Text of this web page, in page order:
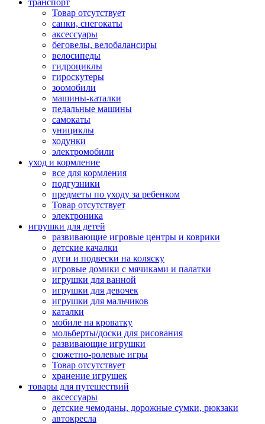
транспорт
Товар отсутствует
санки, снегокаты
аксессуары
беговелы, велобалансиры
велосипеды
гидроциклы
гироскутеры
зоомобили
машины-каталки
педальные машины
самокаты
унициклы
ходунки
электромобили
уход и кормление
все для кормления
подгузники
предметы по уходу за ребенком
Товар отсутствует
электроника
игрушки для детей
развивающие игровые центры и коврики
детские качалки
дуги и подвески на коляску
игровые домики с мячиками и палатки
игрушки для ванной
игрушки для девочек
игрушки для мальчиков
каталки
мобиле на кроватку
мольберты/доски для рисования
развивающие игрушки
сюжетно-ролевые игры
Товар отсутствует
хранение игрушек
товары для путешествий
аксессуары
детские чемоданы, дорожные сумки, рюкзаки
автокресла